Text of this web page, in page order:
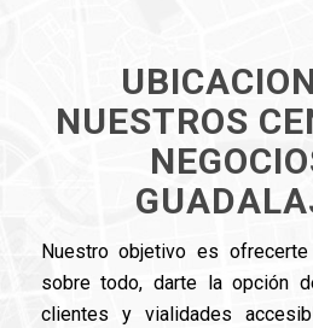
NUESTROS
Nuestro objetivo es
sobre todo, darte la opción
clientes y vialidades